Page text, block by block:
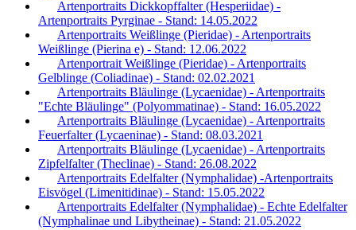
Artenportraits Dickkopffalter (Hesperiidae) -
Artenportraits Pyrginae - Stand: 14.05.2022
Artenportraits Weißlinge (Pieridae) - Artenportraits
Weißlinge (Pierina e) - Stand: 12.06.2022
Artenportrait Weißlinge (Pieridae) - Artenportraits
Gelblinge (Coliadinae) - Stand: 02.02.2021
Artenportraits Bläulinge (Lycaenidae) - Artenportraits
"Echte Bläulinge" (Polyommatinae) - Stand: 16.05.2022
Artenportraits Bläulinge (Lycaenidae) - Artenportraits
Feuerfalter (Lycaeninae) - Stand: 08.03.2021
Artenportraits Bläulinge (Lycaenidae) - Artenportraits
Zipfelfalter (Theclinae) - Stand: 26.08.2022
Artenportraits Edelfalter (Nymphalidae) -Artenportraits
Eisvögel (Limenitidinae) - Stand: 15.05.2022
Artenportraits Edelfalter (Nymphalidae) - Echte Edelfalter
(Nymphalinae und Libytheinae) - Stand: 21.05.2022